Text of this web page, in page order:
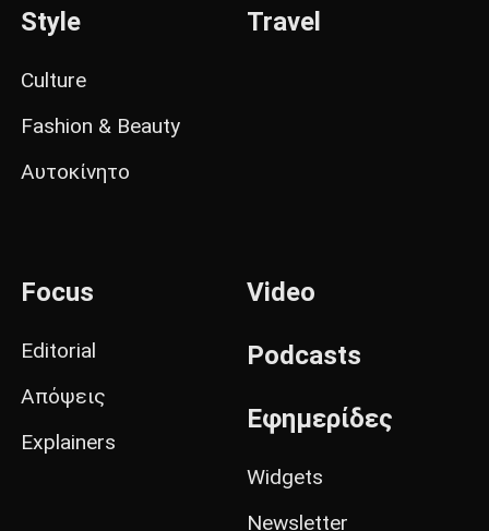
Style
Culture
Fashion & Beauty
Αυτοκίνητο
Travel
Focus
Editorial
Απόψεις
Explainers
Video
Podcasts
Εφημερίδες
Widgets
Newsletter